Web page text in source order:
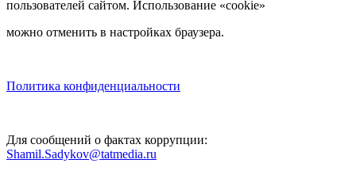
пользователей сайтом. Использование «cookie»
можно отменить в настройках браузера.
Политика конфиденциальности
Для сообщений о фактах коррупции:
Shamil.Sadykov@tatmedia.ru